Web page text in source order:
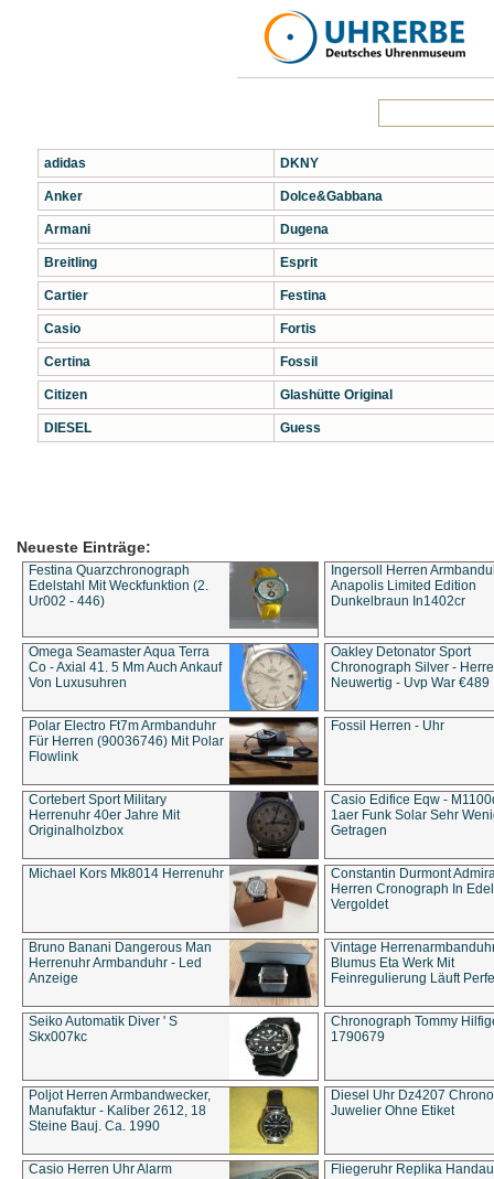
adidas
Anker
Armani
Breitling
Cartier
Casio
Certina
Citizen
DIESEL
DKNY
Dolce&Gabbana
Dugena
Esprit
Festina
Fortis
Fossil
Glashütte Original
Guess
Neueste Einträge:
Festina Quarzchronograph
Edelstahl Mit Weckfunktion (2.
Ur002 - 446)
Ingersoll Herren
Anapolis Limited Edition
Dunkelbraun In1402cr
Omega Seamaster Aqua Terra
Co - Axial 41. 5 Mm Auch Ankauf
Von Luxusuhren
Oakley Detonator Sport
Chronograph Silver -
Neuwertig - Uvp War €489
Polar Electro Ft7m Armbanduhr
Für Herren (90036746) Mit Polar
Flowlink
Fossil Herren - Uhr
Cortebert Sport Military
Herrenuhr 40er Jahre Mit
Originalholzbox
Casio Edifice Eqw -
1aer Funk Solar Sehr
Getragen
Michael Kors Mk8014 Herrenuhr
Constantin Durmont
Herren Cronograph In
Vergoldet
Bruno Banani Dangerous Man
Herrenuhr Armbanduhr - Led
Anzeige
Vintage
Blumus Eta Werk Mit
Feinregulierung Läuft
Seiko Automatik Diver ' S
Skx007kc
Chronograph Tommy
1790679
Poljot Herren Armbandwecker,
Manufaktur - Kaliber 2612, 18
Steine Bauj. Ca. 1990
Diesel Uhr Dz4207
Juwelier Ohne Etiket
Casio Herren Uhr Alarm
Fliegeruhr Replika